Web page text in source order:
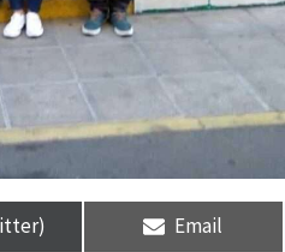
Compartir
en
Email
Compartir
en